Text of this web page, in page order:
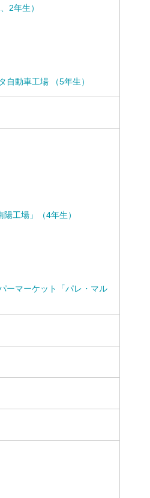
2年生）
自動車工場 （5年生）
工場」（4年生）
ーマーケット「パレ・マル